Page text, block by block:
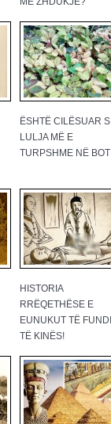
ËSHTË CILËSUAR
LULJA MË E
TURPSHME NË
HISTORIA
RRËQETHËSE E
EUNUKUT TË
TË KINËS!